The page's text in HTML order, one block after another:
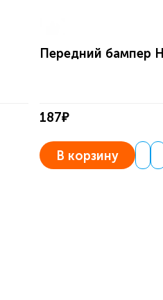
Передний бампер
187₽
В корзину